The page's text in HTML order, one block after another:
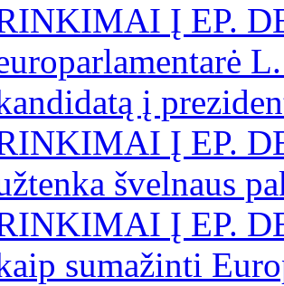
Į EP.
į
Į EP.
švelnaus
Į EP.
sumažinti